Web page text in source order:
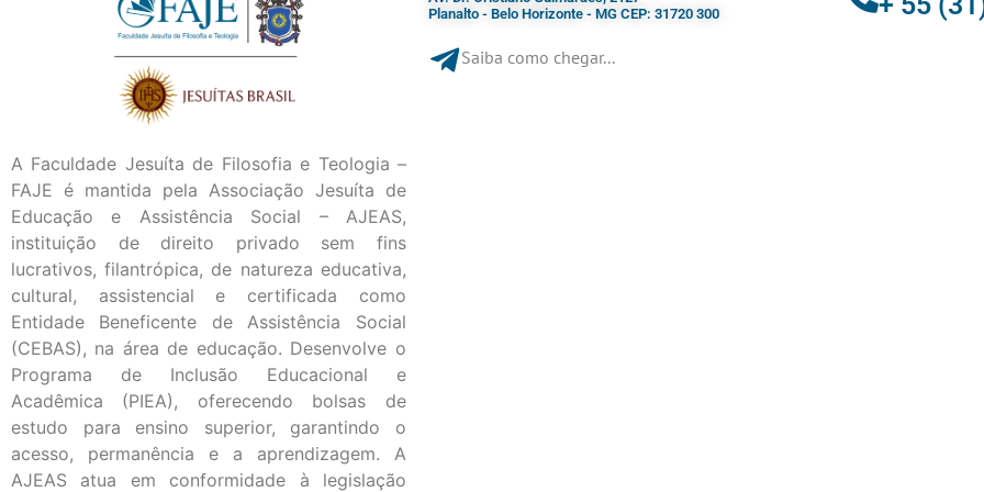
A Faculdade Jesuíta de Filosofia e Teologia –
FAJE é mantida pela Associação Jesuíta de
Educação e Assistência Social – AJEAS,
instituição de direito privado sem fins
lucrativos, filantrópica, de natureza educativa,
cultural, assistencial e certificada como
Entidade Beneficente de Assistência Social
(CEBAS), na área de educação. Desenvolve o
Programa de Inclusão Educacional e
Acadêmica (PIEA), oferecendo bolsas de
estudo para ensino superior, garantindo o
acesso, permanência e a aprendizagem. A
AJEAS atua em conformidade à legislação
Planalto - Belo Horizonte - MG CEP: 31720 300
Saiba como chegar...